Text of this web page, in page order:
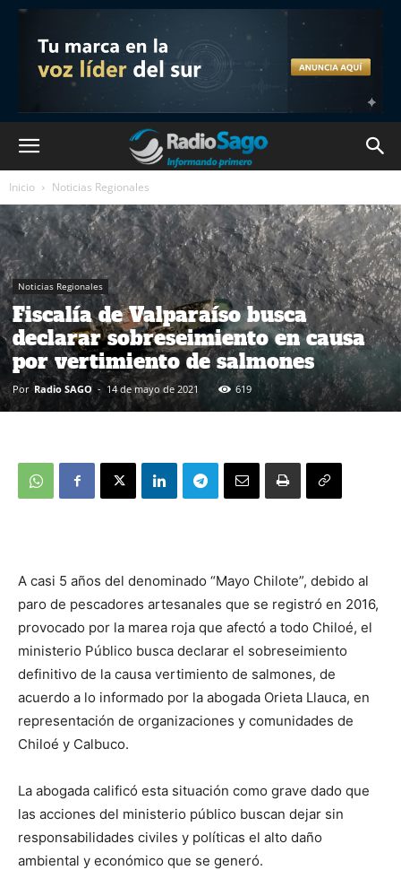
Inicio Noticias Regionales
Noticias Regionales
Fiscalía de Valparaíso busca
declarar sobreseimiento en causa
por vertimiento de salmones
Por Radio SAGO - 14 de mayo de 2021 619
A casi 5 años del denominado “Mayo Chilote”, debido al
paro de pescadores artesanales que se registró en 2016,
provocado por la marea roja que afectó a todo Chiloé, el
ministerio Público busca declarar el sobreseimiento
definitivo de la causa vertimiento de salmones, de
acuerdo a lo informado por la abogada Orieta Llauca, en
representación de organizaciones y comunidades de
Chiloé y Calbuco.
La abogada calificó esta situación como grave dado que
las acciones del ministerio público buscan dejar sin
responsabilidades civiles y políticas el alto daño
ambiental y económico que se generó.